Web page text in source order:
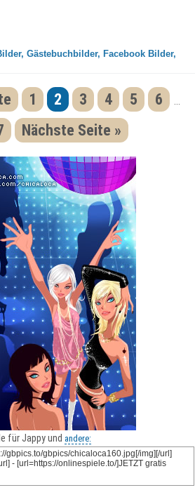
Gästebuchbilder, Facebook Bilder,
1 2 3 4 5 6
Nächste Seite »
für Jappy und andere: